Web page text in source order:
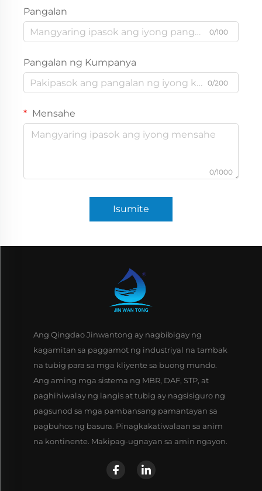
Pangalan
0/100
Pangalan ng Kumpanya
0/200
Mensahe
0/1000
Isumite
Ang Qingdao Jinwantong ay nagbibigay ng
kagamitan sa paggamot ng industriyal na tambak
na tubig para sa mga kliyente sa buong mundo.
Ang aming mga sistema ng MBR, DAF, STP, at
paghihiwalay ng langis at tubig ay nagsisiguro ng
pagsunod sa mga pambansang pamantayan sa
pagbuhos ng basura. Pinagkakatiwalaan sa anim
na kontinente. Makipag-ugnayan sa amin ngayon.